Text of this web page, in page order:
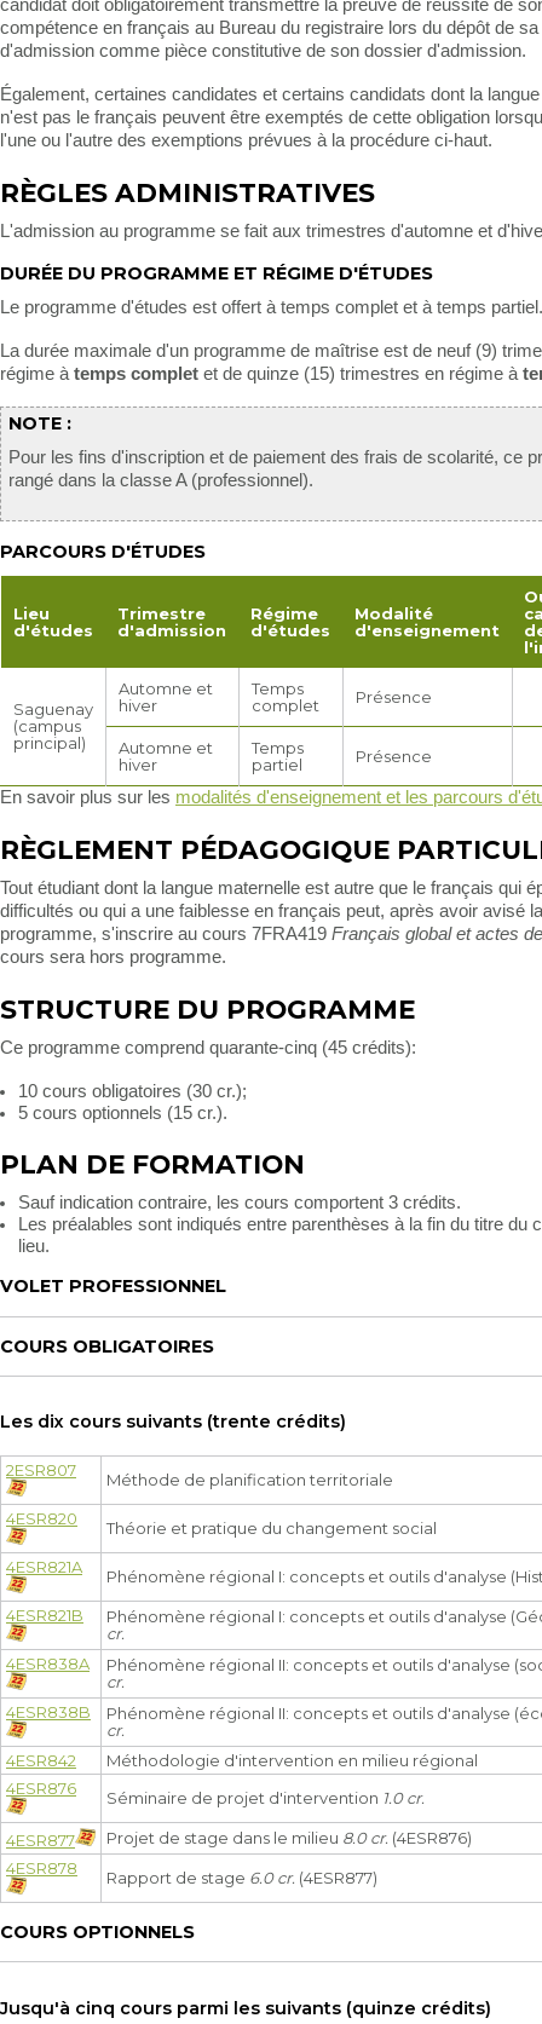
candidat doit obligatoirement transmettre la preuve de réussite de
compétence en français au Bureau du registraire lors du dépôt de
d'admission comme pièce constitutive de son dossier d'admission.
Également, certaines candidates et certains candidats dont la
n'est pas le français peuvent être exemptés de cette obligation
l'une ou l'autre des exemptions prévues à la procédure ci-haut.
RÈGLES ADMINISTRATIVES
L'admission au programme se fait aux trimestres d'automne et
DURÉE DU PROGRAMME ET RÉGIME D'ÉTUDES
Le programme d'études est offert à temps complet et à temps partiel.
La durée maximale d'un programme de maîtrise est de neuf (9)
régime à temps complet et de quinze (15) trimestres en régime à
NOTE :
Pour les fins d'inscription et de paiement des frais de scolarité, ce
rangé dans la classe A (professionnel).
PARCOURS D'ÉTUDES
Lieu
d'études
Trimestre
d'admission
Régime
d'études
Modalité
d'enseignement
Saguenay
(campus
principal)
Automne et
hiver
Temps
complet
Présence
Automne et
hiver
Temps
partiel
Présence
En savoir plus sur les modalités d'enseignement et les parcours
RÈGLEMENT PÉDAGOGIQUE
Tout étudiant dont la langue maternelle est autre que le français qui
difficultés ou qui a une faiblesse en français peut, après avoir avisé
programme, s'inscrire au cours 7FRA419 Français global et actes
cours sera hors programme.
STRUCTURE DU PROGRAMME
Ce programme comprend quarante-cinq (45 crédits):
10 cours obligatoires (30 cr.);
5 cours optionnels (15 cr.).
PLAN DE FORMATION
Sauf indication contraire, les cours comportent 3 crédits.
Les préalables sont indiqués entre parenthèses à la fin du titre du
lieu.
VOLET PROFESSIONNEL
COURS OBLIGATOIRES
Les dix cours suivants (trente crédits)
2ESR807
Méthode de planification territoriale
4ESR820
Théorie et pratique du changement social
4ESR821A
Phénomène régional I: concepts et outils d'analyse
4ESR821B
Phénomène régional I: concepts et outils d'analyse
cr.
4ESR838A
Phénomène régional II: concepts et outils d'analyse
cr.
4ESR838B
Phénomène régional II: concepts et outils d'analyse
cr.
4ESR842
Méthodologie d'intervention en milieu régional
4ESR876
Séminaire de projet d'intervention 1.0 cr.
4ESR877 Projet de stage dans le milieu 8.0 cr. (4ESR876)
4ESR878
Rapport de stage 6.0 cr. (4ESR877)
COURS OPTIONNELS
Jusqu'à cinq cours parmi les suivants (quinze crédits)